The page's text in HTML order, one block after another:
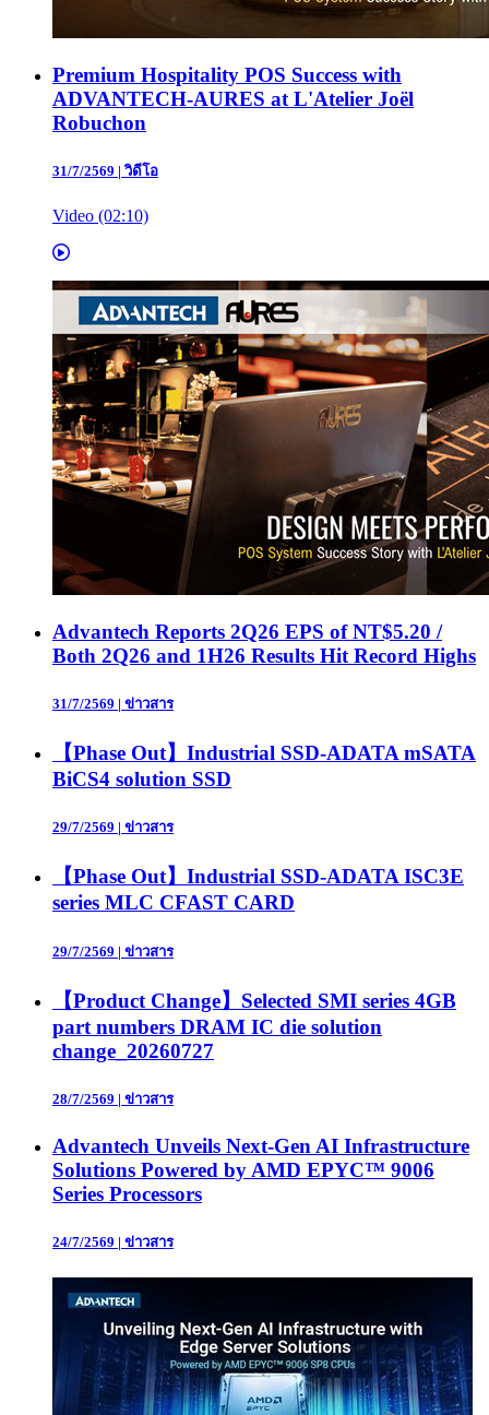
Premium Hospitality POS Success with
ADVANTECH-AURES at L'Atelier Joël
Robuchon
31/7/2569 |วิดีโอ
Video (02:10)
Advantech Reports 2Q26 EPS of NT$5.20 /
Both 2Q26 and 1H26 Results Hit Record Highs
31/7/2569 | ข่าวสาร
【Phase Out】Industrial SSD-ADATA mSATA
BiCS4 solution SSD
29/7/2569 | ข่าวสาร
【Phase Out】Industrial SSD-ADATA ISC3E
series MLC CFAST CARD
29/7/2569 | ข่าวสาร
【Product Change】Selected SMI series 4GB
part numbers DRAM IC die solution
change_20260727
28/7/2569 | ข่าวสาร
Advantech Unveils Next-Gen AI Infrastructure
Solutions Powered by AMD EPYC™ 9006
Series Processors
24/7/2569 | ข่าวสาร